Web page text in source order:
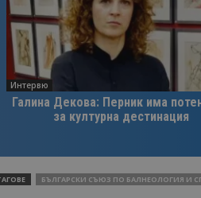
Интервю
Галина Декова: Перник има
за културна дестинация
БЪЛГАРСКИ СЪЮЗ ПО БАЛНЕОЛОГИЯ И
Име
Име
Име